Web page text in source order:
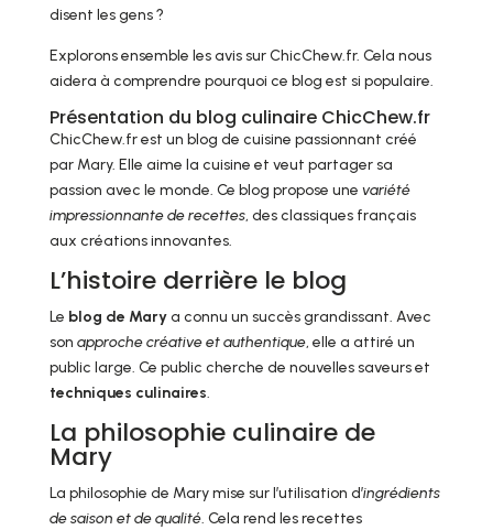
disent les gens ?
Explorons ensemble les avis sur ChicChew.fr. Cela nous
aidera à comprendre pourquoi ce blog est si populaire.
Présentation du blog culinaire ChicChew.fr
ChicChew.fr est un blog de cuisine passionnant créé
par Mary. Elle aime la cuisine et veut partager sa
passion avec le monde. Ce blog propose une variété
impressionnante de recettes, des classiques français
aux créations innovantes.
L’histoire derrière le blog
Le blog de Marya connu un succès grandissant. Avec
son approche créative et authentique, elle a attiré un
public large. Ce public cherche de nouvelles saveurs et
techniques culinaires.
La philosophie culinaire de
Mary
La philosophie de Mary mise sur l’utilisation d’ingrédients
de saison et de qualité. Cela rend les recettes